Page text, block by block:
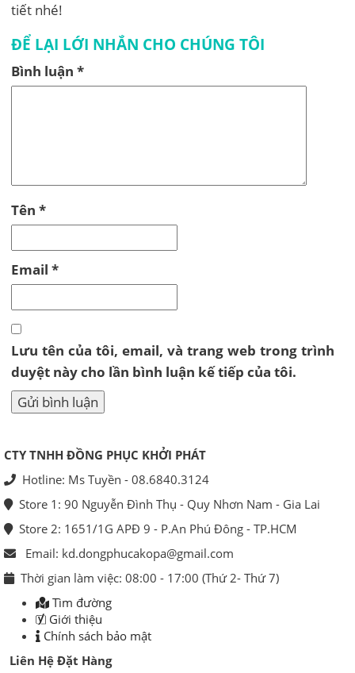
tiết nhé!
ĐỂ LẠI LỚI NHẮN CHO CHÚNG TÔI
Bình luận*
Tên*
Email*
Lưu tên của tôi, email, và trang web trong trình
duyệt này cho lần bình luận kế tiếp của tôi.
CTY TNHH ĐỒNG PHỤC KHỞI PHÁT
Hotline: Ms Tuyền - 08.6840.3124
Store 1: 90 Nguyễn Đình Thụ - Quy Nhơn Nam - Gia Lai
Store 2: 1651/1G APĐ 9 - P.An Phú Đông - TP.HCM
Email: kd.dongphucakopa@gmail.com
Thời gian làm việc: 08:00 - 17:00 (Thứ 2- Thứ 7)
Tìm đường
Giới thiệu
Chính sách bảo mật
Liên Hệ Đặt Hàng